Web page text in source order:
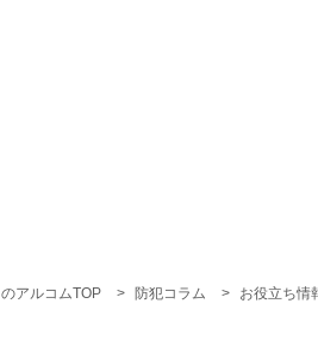
アルコムTOP 防犯コラム お役立ち情